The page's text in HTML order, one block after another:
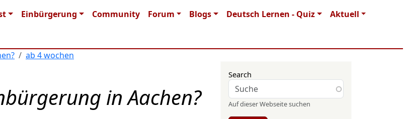
Einbürgerung Community Forum Blogs Deutsch Lernen - Quiz
Aktuell
ab 4 wochen
in Aachen?
Search
Auf dieser Webseite suchen